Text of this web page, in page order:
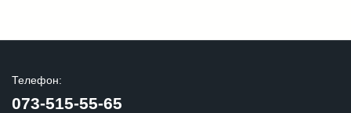
Телефон:
073-515-55-65